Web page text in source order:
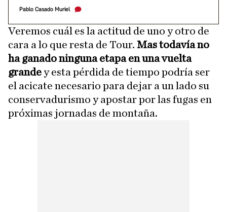
Pablo Casado Muriel
Veremos cuál es la actitud de uno y otro de
cara a lo que resta de Tour. Mas todavía no
ha ganado ninguna etapa en una vuelta
grandey esta pérdida de tiempo podría ser
el acicate necesario para dejar a un lado su
conservadurismo y apostar por las fugas en
próximas jornadas de montaña.